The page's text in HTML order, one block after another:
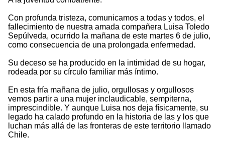
Con profunda tristeza, comunicamos a todas y todos, el
fallecimiento de nuestra amada compañera Luisa Toledo
Sepúlveda, ocurrido la mañana de este martes 6 de julio,
como consecuencia de una prolongada enfermedad.
Su deceso se ha producido en la intimidad de su hogar,
rodeada por su círculo familiar más íntimo.
En esta fría mañana de julio, orgullosas y orgullosos
vemos partir a una mujer inclaudicable, sempiterna,
imprescindible. Y aunque Luisa nos deja físicamente, su
legado ha calado profundo en la historia de las y los que
luchan más allá de las fronteras de este territorio llamado
Chile.